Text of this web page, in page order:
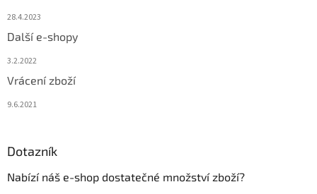
28.4.2023
Další e-shopy
3.2.2022
Vrácení zboží
9.6.2021
Dotazník
Nabízí náš e-shop dostatečné množství zboží?